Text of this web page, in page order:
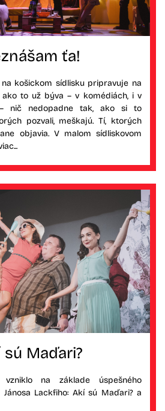
ťa!
košickom sídlisku pripravuje na
ako to už býva – v komédiách, i v
nič nedopadne tak, ako si to
pozvali, meškajú. Tí, ktorých
objavia. V malom sídliskovom
sú Maďari?
vzniklo na základe úspešného
Lackfiho: Akí sú Maďari? a